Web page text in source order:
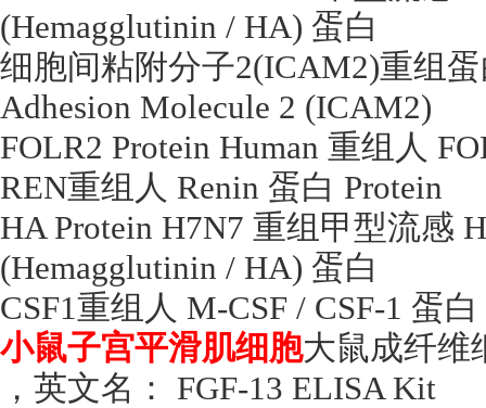
(Hemagglutinin / HA) 蛋白
细胞间粘附分子2(ICAM2)重组
Adhesion Molecule 2 (ICAM2)
FOLR2 Protein Human 重组人
REN重组人 Renin 蛋白 Protein
HA Protein H7N7 重组甲型流感
(Hemagglutinin / HA) 蛋白
CSF1重组人 M-CSF / CSF-1 蛋白
小鼠子宫平滑肌细胞大鼠成纤维
，英文名：
FGF-13 ELISA Kit